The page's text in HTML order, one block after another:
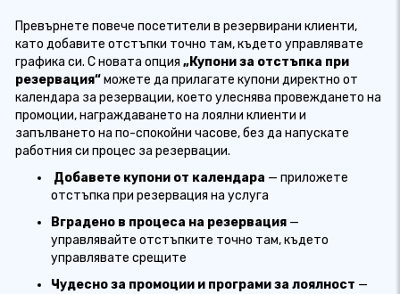
Превърнете повече посетители в резервирани клиенти,
като добавите отстъпки точно там, където управлявате
графика си. С новата опция „Купони за отстъпка при
резервация“можете да прилагате купони директно от
календара за резервации, което улеснява провеждането на
промоции, награждаването на лоялни клиенти и
запълването на по-спокойни часове, без да напускате
работния си процес за резервации.
Добавете купони от календара — приложете
отстъпка при резервация на услуга
Вградено в процеса на резервация —
управлявайте отстъпките точно там, където
управлявате срещите
Чудесно за промоции и програми за лоялност —